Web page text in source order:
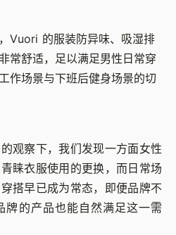
Vuori 的服装防异味、吸湿排
常舒适，足以满足男性日常穿
作场景与下班后健身场景的切
观察下，我们发现一方面女性
睐衣服使用的更换，而日常场
搭早已成为常态，即便品牌不
牌的产品也能自然满足这一需